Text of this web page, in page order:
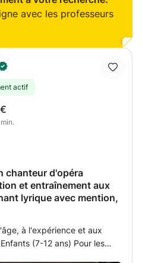
avec les professeurs
actif
chanteur d'opéra
et entraînement aux
lyrique avec mention,
à l'expérience et aux